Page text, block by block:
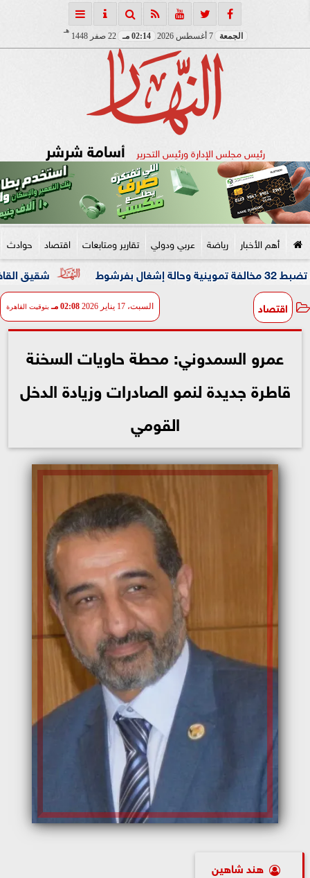
الجمعة 7 أغسطس 2026 02:14 مـ 22 صفر 1448
هـ
رئيس مجلس الإدارة ورئيس التحرير أسامة شرشر
أهم الأخبار رياضة عربي ودولي تقارير ومتابعات اقتصاد حوادث
شقيق القاضي المزيف:
اقتصاد السبت، 17 يناير 2026 02:08 مـ بتوقيت القاهرة
عمرو السمدوني: محطة حاويات السخنة
قاطرة جديدة لنمو الصادرات وزيادة الدخل
القومي
هند شاهين